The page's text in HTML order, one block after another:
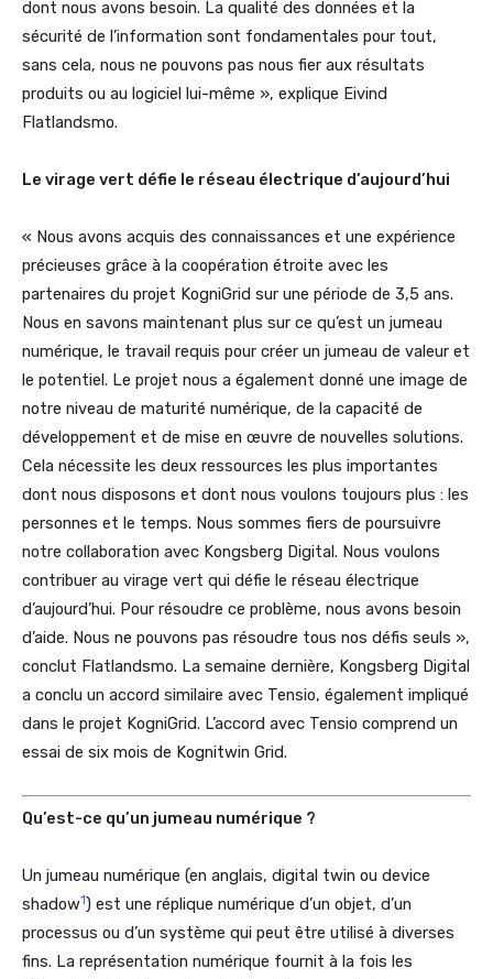
dont nous avons besoin. La qualité des données et la
sécurité de l’information sont fondamentales pour tout,
sans cela, nous ne pouvons pas nous fier aux résultats
produits ou au logiciel lui-même », explique Eivind
Flatlandsmo.
Le virage vert défie le réseau électrique d’aujourd’hui
« Nous avons acquis des connaissances et une expérience
précieuses grâce à la coopération étroite avec les
partenaires du projet KogniGrid sur une période de 3,5 ans.
Nous en savons maintenant plus sur ce qu’est un jumeau
numérique, le travail requis pour créer un jumeau de valeur et
le potentiel. Le projet nous a également donné une image de
notre niveau de maturité numérique, de la capacité de
développement et de mise en œuvre de nouvelles solutions.
Cela nécessite les deux ressources les plus importantes
dont nous disposons et dont nous voulons toujours plus : les
personnes et le temps. Nous sommes fiers de poursuivre
notre collaboration avec Kongsberg Digital. Nous voulons
contribuer au virage vert qui défie le réseau électrique
d’aujourd’hui. Pour résoudre ce problème, nous avons besoin
d’aide. Nous ne pouvons pas résoudre tous nos défis seuls »,
conclut Flatlandsmo. La semaine dernière, Kongsberg Digital
a conclu un accord similaire avec Tensio, également impliqué
dans le projet KogniGrid. L’accord avec Tensio comprend un
essai de six mois de Kognitwin Grid.
Qu’est-ce qu’un jumeau numérique ?
Un jumeau numérique (en anglais, digital twin ou device
shadow1) est une réplique numérique d’un objet, d’un
processus ou d’un système qui peut être utilisé à diverses
fins. La représentation numérique fournit à la fois les